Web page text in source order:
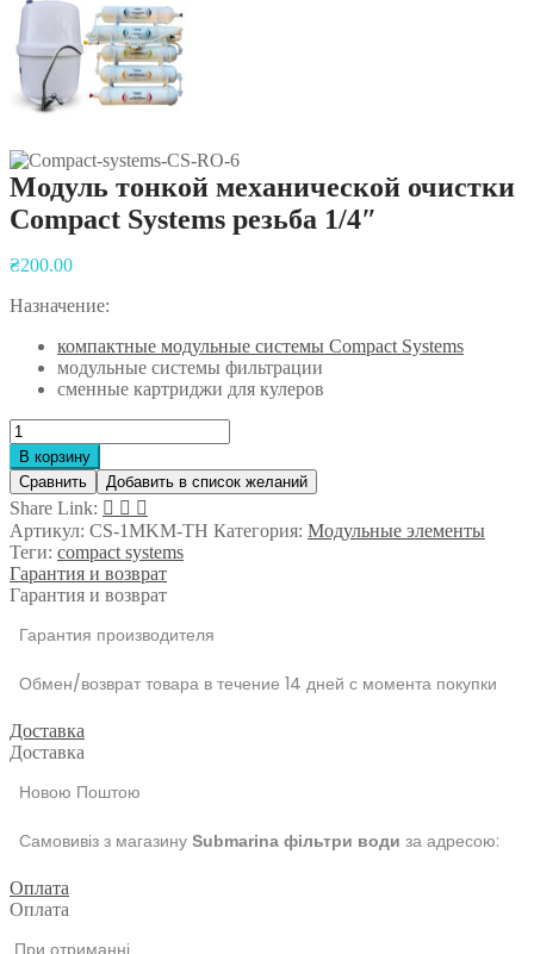
Модуль тонкой механической очистки
Compact Systems резьба 1/4″
по
записям
₴200.00
Назначение:
компактные модульные системы Compact Systems
модульные системы фильтрации
сменные картриджи для кулеров
Количество
товара
Модуль
тонкой
механической
очистки
Compact
Systems
резьба
В корзину
Сравнить
Добавить в список желаний
Share Link:
Артикул: CS-1MKM-TH Категория: Модульные элементы
Теги: compact systems
Гарантия и возврат
Гарантия и возврат
Гарантия производителя
Обмен/возврат товара в течение 14 дней с момента покупки
Доставка
Доставка
Новою Поштою
Самовивіз з магазину Submarina фільтри води за адресою:
Оплата
Оплата
При отриманні